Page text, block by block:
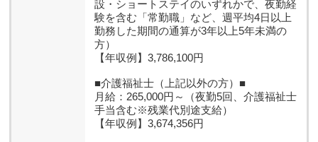
設・ショートステイのいずれかで、夜勤経
験を含む「常勤職」など、週平均4日以上
勤務した期間の通算が3年以上5年未満の
方）
【年収例】3,786,100円
■介護福祉士（上記以外の方）■
月給：265,000円～（夜勤5回、介護福祉士
手当含む※残業代別途支給）
【年収例】3,674,356円